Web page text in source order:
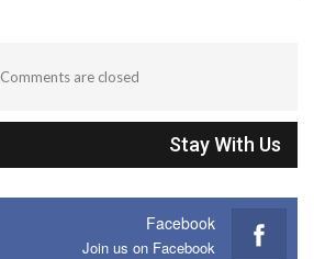
Comments are closed.
Stay With Us
Facebook
Join us on Facebook